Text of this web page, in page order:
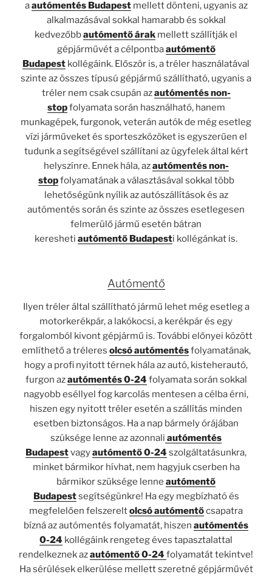
aautómentés Budapestmellett dönteni, ugyanis az
alkalmazásával sokkal hamarabb és sokkal
kedvezőbbautómentő árak mellett szállítják el
gépjárművét a célpontbaautómentő
Budapest kollégáink. Először is, a tréler használatával
szinte az összes típusú gépjármű szállítható, ugyanis a
tréler nem csak csupán azautómentés non-
stopfolyamata során használható, hanem
munkagépek, furgonok, veterán autók de még esetleg
vízi járműveket és sporteszközöket is egyszerűen el
tudunk a segítségével szállítani az ügyfelek által kért
helyszínre. Ennek hála, azautómentés non-
stopfolyamatának a választásával sokkal több
lehetőségünk nyílik az autószállítások és az
autómentés során és szinte az összes esetlegesen
felmerülő jármű esetén bátran
keresheti autómentő Budapesti kollégánkat is.
Autómentő
Ilyen tréler által szállítható jármű lehet még esetleg a
motorkerékpár, a lakókocsi, a kerékpár és egy
forgalomból kivont gépjármű is. További előnyei között
említhető a tréleres olcsó autómentésfolyamatának,
hogy a profi nyitott térnek hála az autó, kisteherautó,
furgon azautómentés 0-24 folyamata során sokkal
nagyobb eséllyel fog karcolás mentesen a célba érni,
hiszen egy nyitott tréler esetén a szállítás minden
esetben biztonságos. Ha a nap bármely órájában
szüksége lenne az azonnali autómentés
Budapestvagyautómentő 0-24 szolgáltatásunkra,
minket bármikor hívhat, nem hagyjuk cserben ha
bármikor szüksége lenne autómentő
Budapestsegítségünkre! Ha egy megbízható és
megfelelően felszereltolcsó autómentőcsapatra
bízná az autómentés folyamatát, hiszen autómentés
0-24 kollégáink rengeteg éves tapasztalattal
rendelkeznek azautómentő 0-24 folyamatát tekintve!
Ha sérülések elkerülése mellett szeretné gépjárművét